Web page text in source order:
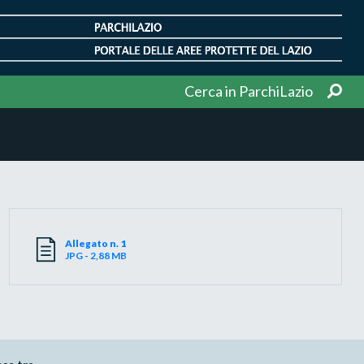
Cerca in ParchiLazio
Allegato n. 1
JPG - 2,88 MB